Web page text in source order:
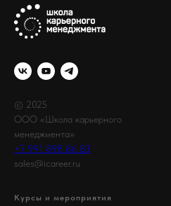
© 2025
ООО «Школа карьерного
менеджмента»
+7 991 898 86 83
sales@icareer.ru
Курсы и мероприятия